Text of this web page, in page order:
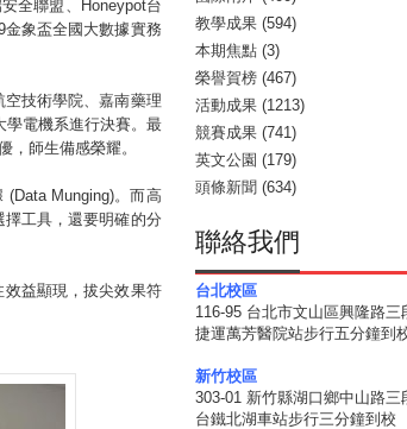
全聯盟、Honeypot台
象盃全國大數據實務
技術學院、嘉南藥理
學電機系進行決賽。最
師生備感榮耀。
(Data Munging)。而高
工具，還要明確的分
益顯現，拔尖效果符
教學成果 (594)
本期焦點 (3)
榮譽賀榜 (467)
活動成果 (1213)
競賽成果 (741)
英文公園 (179)
頭條新聞 (634)
聯絡我們
台北校區
116-95 台北市文山區興隆路
捷運萬芳醫院站步行五分鐘到
新竹校區
303-01 新竹縣湖口鄉中山路
台鐵北湖車站步行三分鐘到校